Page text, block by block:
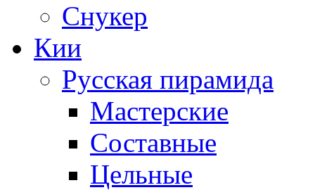
Снукер
Кии
Русская пирамида
Мастерские
Составные
Цельные